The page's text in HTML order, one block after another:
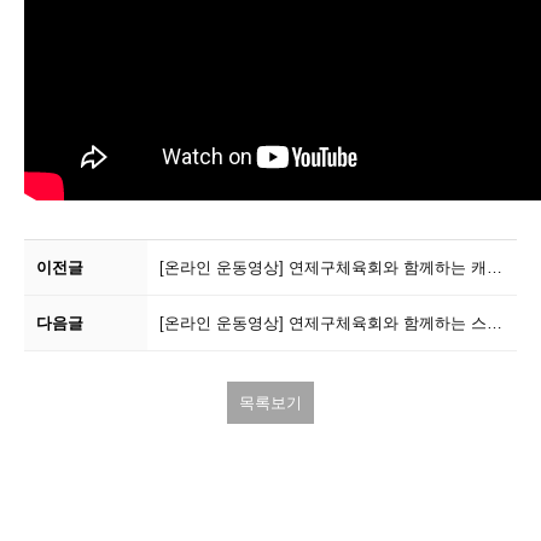
이전글 [온라인 운동영상] 연제구체육회와 함께하는 캐치컵
다음글 [온라인 운동영상] 연제구체육회와 함께하는 스텝레더
목록보기